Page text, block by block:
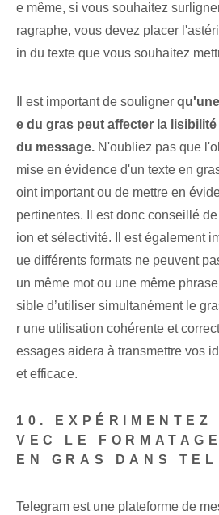
e même, si vous souhaitez
ragraphe,⁤ vous devez placer
in du ‌texte que vous souhaitez⁤
Il est important de souligner
e du ⁢gras ⁤peut affecter la
du message. N'oubliez pas que
mise en évidence d'un texte en
oint important ou de mettre en
pertinentes. Il est donc conseillé
ion et sélectivité. Il est également
ue différents formats ne peuvent
un même mot ou une même
sible d’utiliser simultanément le
r une utilisation cohérente et
essages aidera à transmettre vos
et efficace.
10. EXPÉRIMENTEZ
VEC LE
EN GRAS DANS
Telegram est une plateforme de